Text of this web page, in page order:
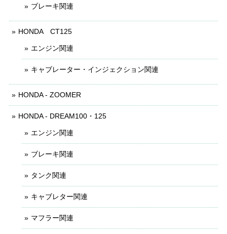
ブレーキ関連
HONDA CT125
エンジン関連
キャブレーター・インジェクション関連
HONDA - ZOOMER
HONDA - DREAM100・125
エンジン関連
ブレーキ関連
タンク関連
キャブレター関連
マフラー関連